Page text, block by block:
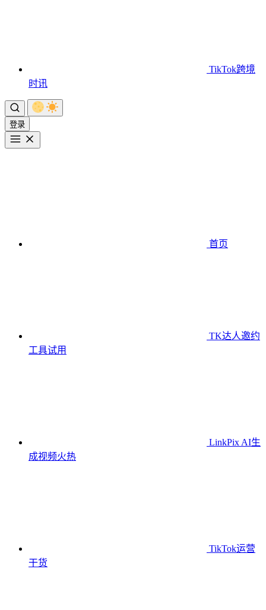
TikTok跨境
时讯
登录
首页
TK达人邀约
工具试用
LinkPix AI生
成视频火热
TikTok运营
干货